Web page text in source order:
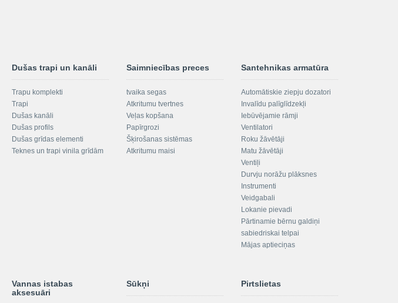
Dušas trapi un kanāli
Trapu komplekti
Trapi
Dušas kanāli
Dušas profils
Dušas grīdas elementi
Teknes un trapi vinila grīdām
Saimniecības preces
tvaika segas
Atkritumu tvertnes
Veļas kopšana
Papīrgrozi
Šķirošanas sistēmas
Atkritumu maisi
Santehnikas armatūra
Automātiskie ziepju dozatori
Invalīdu palīglīdzekļi
Iebūvējamie rāmji
Ventilatori
Roku žāvētāji
Matu žāvētāji
Ventiļi
Durvju norāžu plāksnes
Instrumenti
Veidgabali
Lokanie pievadi
Pārtinamie bērnu galdiņi
sabiedriskai telpai
Mājas aptieciņas
Vannas istabas
aksesuāri
Sūkņi Pirtslietas